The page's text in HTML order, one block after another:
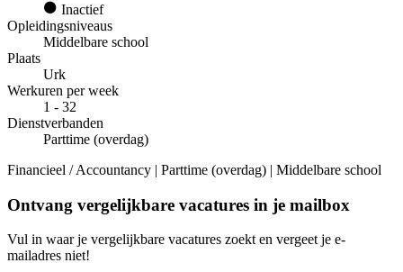
Inactief
Opleidingsniveaus
Middelbare school
Plaats
Urk
Werkuren per week
1 - 32
Dienstverbanden
Parttime (overdag)
Financieel / Accountancy | Parttime (overdag) | Middelbare school
Ontvang vergelijkbare vacatures in je mailbox
Vul in waar je vergelijkbare vacatures zoekt en vergeet je e-
mailadres niet!